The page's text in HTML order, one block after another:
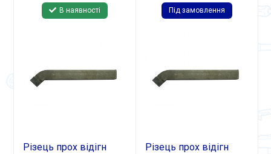
В наявності
Різець прох відігн
Під замовлення
Різець прох відігн